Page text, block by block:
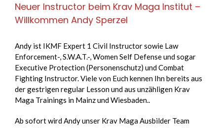
Neuer Instructor beim Krav Maga Institut –
Willkommen Andy Sperzel
Andy ist IKMF Expert 1 Civil Instructor sowie Law
Enforcement-, S.W.A.T.-, Women Self Defense und sogar
Executive Protection (Personenschutz) und Combat
Fighting Instructor. Viele von Euch kennen Ihn bereits aus
der gestrigen regular Lesson und aus unzähligen Krav
Maga Trainings in Mainz und Wiesbaden..
Ab sofort wird Andy unser Krav Maga Ausbilder Team